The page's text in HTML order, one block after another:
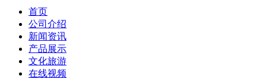
首页
公司介绍
新闻资讯
产品展示
文化旅游
在线视频